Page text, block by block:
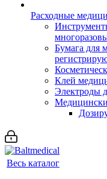
Расходные
Бумага для
Клей
Электроды
Весь каталог